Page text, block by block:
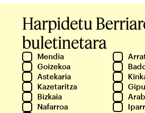
Harpidetu
buletinetara
Mendia
Goizekoa
Astekaria
Kazetaritza
Bizkaia
Nafarroa